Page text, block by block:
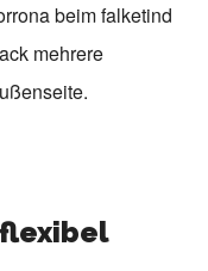
beim falketind
mehrere